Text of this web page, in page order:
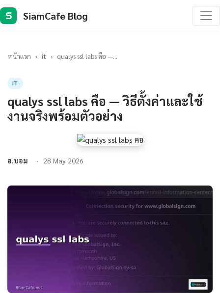
S SiamCafe Blog
หน้าแรก › it › qualys ssl labs คือ —...
IT
qualys ssl labs คือ — วิธีตั้งค่าและใช้
งานจริงพร้อมตัวอย่าง
อ.บอม 28 May 2026